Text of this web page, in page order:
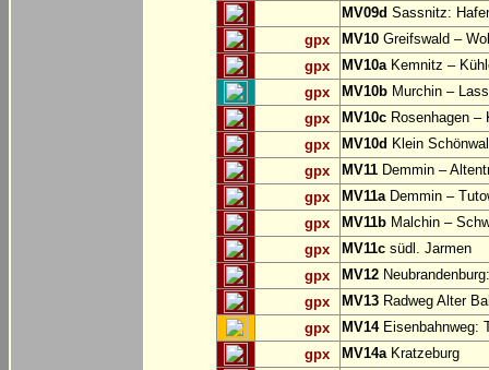
MV09d Sassnitz:
gpx
MV10 Greifswald –
gpx
MV10aKemnitz –
gpx
MV10b Murchin –
gpx
MV10c Rosenhagen –
gpx
MV10d Klein
gpx
MV11 Demmin –
gpx
MV11aDemmin –
gpx
MV11b Malchin –
gpx
MV11c südl. Jarmen
gpx
MV12
gpx
MV13 Radweg Alter
gpx
MV14Eisenbahnweg:
gpx
MV14aKratzeburg